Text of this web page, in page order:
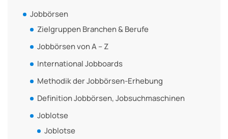
Jobbörsen
Zielgruppen Branchen & Berufe
Jobbörsen von A – Z
International Jobboards
Methodik der Jobbörsen-Erhebung
Definition Jobbörsen, Jobsuchmaschinen
Joblotse
Joblotse